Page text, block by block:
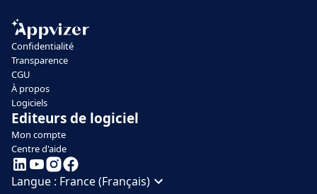
Confidentialité
Transparence
CGU
À propos
Logiciels
Editeurs de logiciel
Mon compte
Centre d'aide
Langue : France (Français)